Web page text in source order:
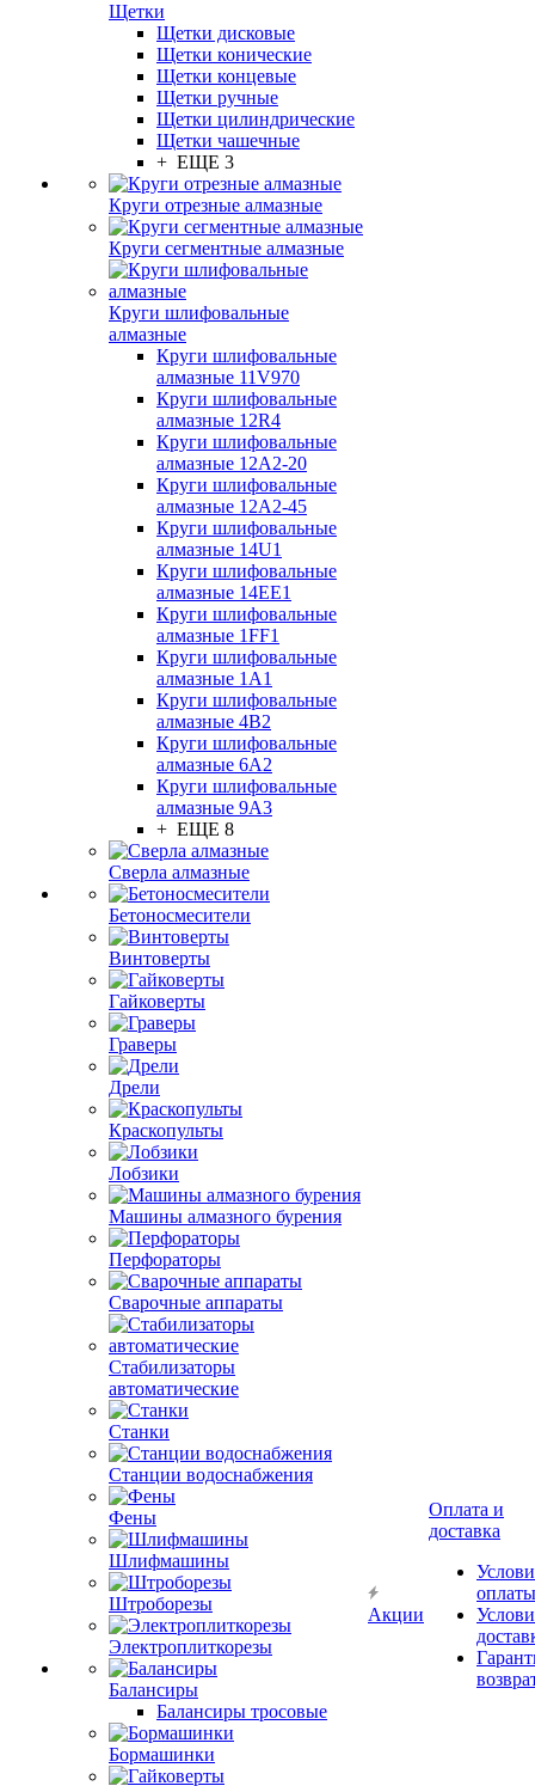
Щетки
Щетки дисковые
Щетки конические
Щетки концевые
Щетки ручные
Щетки цилиндрические
Щетки чашечные
+ ЕЩЕ 3
Круги отрезные алмазные
Круги сегментные алмазные
Круги шлифовальные
алмазные
Круги шлифовальные
алмазные 11V970
Круги шлифовальные
алмазные 12R4
Круги шлифовальные
алмазные 12А2-20
Круги шлифовальные
алмазные 12А2-45
Круги шлифовальные
алмазные 14U1
Круги шлифовальные
алмазные 14ЕЕ1
Круги шлифовальные
алмазные 1FF1
Круги шлифовальные
алмазные 1А1
Круги шлифовальные
алмазные 4В2
Круги шлифовальные
алмазные 6A2
Круги шлифовальные
алмазные 9А3
+ ЕЩЕ 8
Сверла алмазные
Бетоносмесители
Винтоверты
Гайковерты
Граверы
Дрели
Краскопульты
Лобзики
Машины алмазного бурения
Перфораторы
Сварочные аппараты
Стабилизаторы
автоматические
Станки
Станции водоснабжения
Фены
Шлифмашины
Штроборезы
Электроплиткорезы
Балансиры
Балансиры тросовые
Бормашинки
Акции
Оплата и
доставка
оплаты